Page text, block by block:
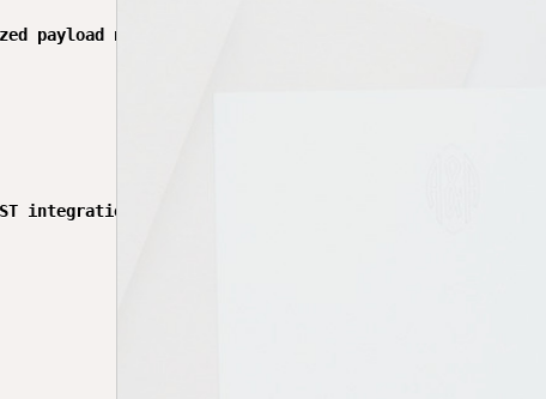
payload и не отправлять POST.
integration. Safe to delete.",